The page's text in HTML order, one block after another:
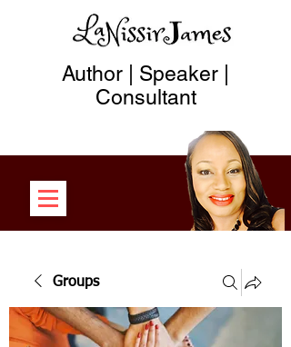
Author | Speaker |
Consultant
Groups